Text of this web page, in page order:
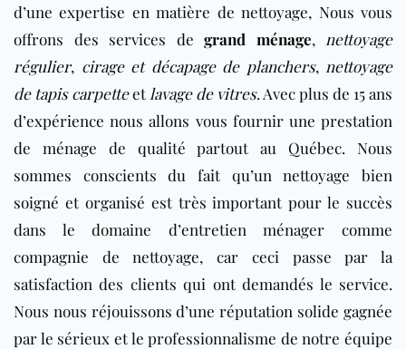
d’une expertise en matière de nettoyage, Nous vous
offrons des services de grand ménage, nettoyage
régulier, cirage et décapage de planchers, nettoyage
de tapis carpetteet lavage de vitres. Avec plus de 15 ans
d’expérience nous allons vous fournir une prestation
de ménage de qualité partout au Québec. Nous
sommes conscients du fait qu’un nettoyage bien
soigné et organisé est très important pour le succès
dans le domaine d’entretien ménager comme
compagnie de nettoyage, car ceci passe par la
satisfaction des clients qui ont demandés le service.
Nous nous réjouissons d’une réputation solide gagnée
par le sérieux et le professionnalisme de notre équipe